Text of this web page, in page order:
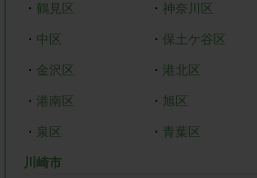
・ 鶴見区 ・ 神奈川区
・ 中区 ・ 保土ケ谷区
・ 金沢区 ・ 港北区
・ 港南区 ・ 旭区
・ 泉区 ・ 青葉区
川崎市